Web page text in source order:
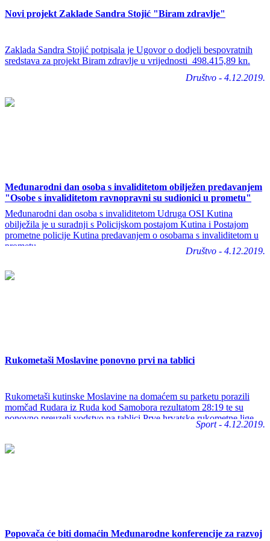
Novi projekt Zaklade Sandra Stojić "Biram zdravlje"
Zaklada Sandra Stojić potpisala je Ugovor o dodjeli bespovratnih
sredstava za projekt Biram zdravlje u vrijednosti 498.415,89 kn.
Društvo - 4.12.2019.
Međunarodni dan osoba s invaliditetom obilježen predavanjem
"Osobe s invaliditetom ravnopravni su sudionici u prometu"
Međunarodni dan osoba s invaliditetom Udruga OSI Kutina
obilježila je u suradnji s Policijskom postajom Kutina i Postajom
prometne policije Kutina predavanjem o osobama s invaliditetom u
prometu.
Društvo - 4.12.2019.
Rukometaši Moslavine ponovno prvi na tablici
Rukometaši kutinske Moslavine na domaćem su parketu porazili
momčad Rudara iz Ruda kod Samobora rezultatom 28:19 te su
ponovno preuzeli vodstvo na tablici Prve hrvatske rukometne lige
Sport - 4.12.2019.
Popovača će biti domaćin Međunarodne konferencije za razvoj